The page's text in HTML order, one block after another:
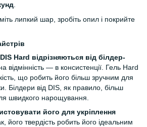
липкий шар, зробіть опил і покрийте
Hard відрізняються від білдер-
відмінність — в консистенції. Гель Hard
що робить його більш зручним для
Білдери від DIS, як правило, більш
швидкого нарощування.
його для укріплення
його твердість робить його ідеальним